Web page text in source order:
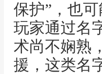
保护”，也
玩家通过名
术尚不娴熟
援，这类名